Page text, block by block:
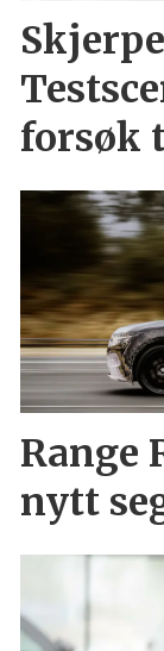
forsøk
Range
nytt